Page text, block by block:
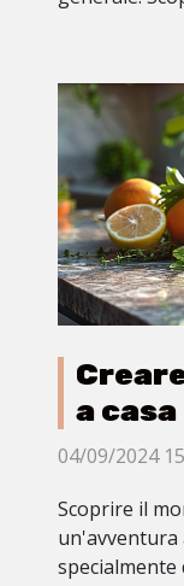
a
04/09/2024
Scoprire il
un'avventura
specialmente